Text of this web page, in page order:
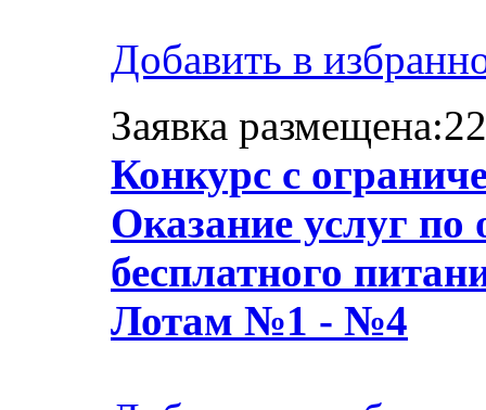
Добавить в
Заявка
Конкурс с
Оказание услуг по
бесплатного
Лотам №1 - №4